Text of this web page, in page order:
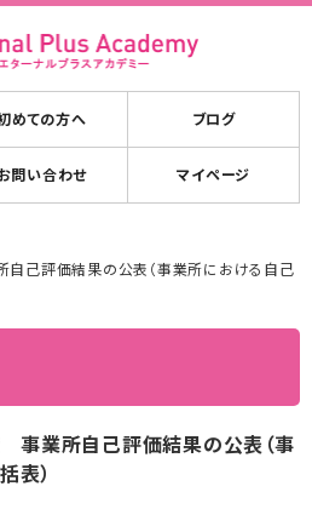
めての方へ ブログ
問い合わせ マイページ
己評価結果の公表（事業所における自己
業所自己評価結果の公表（事
表）